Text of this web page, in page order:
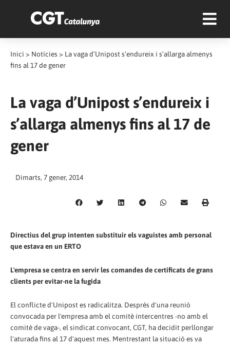
Inici > Notícies > La vaga d’Unipost s’endureix i s’allarga almenys
fins al 17 de gener
La vaga d’Unipost s’endureix i
s’allarga almenys fins al 17 de
gener
Dimarts, 7 gener, 2014
Directius del grup intenten substituir els vaguistes amb personal
que estava en un ERTO
L'empresa se centra en servir les comandes de certificats de grans
clients per evitar-ne la fugida
El conflicte d'Unipost es radicalitza. Després d'una reunió
convocada per l'empresa amb el comitè intercentres -no amb el
comitè de vaga-, el sindicat convocant, CGT, ha decidit perllongar
l'aturada fins al 17 d'aquest mes. Mentrestant la situació es va